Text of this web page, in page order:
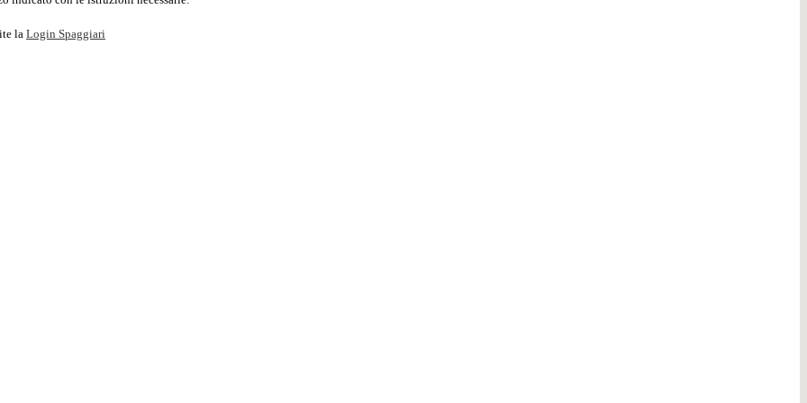
la Login Spaggiari